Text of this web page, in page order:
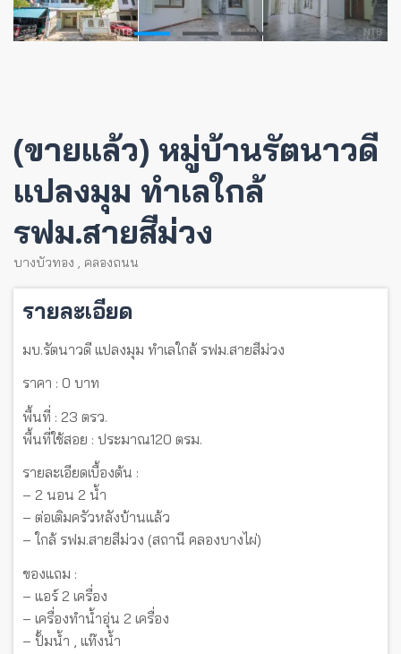
(ขายแล้ว) หมู่บ้านรัตนาวดี
แปลงมุม ทำเลใกล้
รฟม.สายสีม่วง
บางบัวทอง , คลองถนน
รายละเอียด
มบ.รัตนาวดี แปลงมุม ทำเลใกล้ รฟม.สายสีม่วง
ราคา : 0 บาท
พื้นที่ : 23 ตรว.
พื้นที่ใช้สอย : ประมาณ​120 ตรม.
รายละเอียดเบื้องต้น :
– 2 นอน 2 น้ำ
– ต่อเติมครัวหลังบ้านแล้ว
– ใกล้ รฟม.สายสีม่วง (สถานี คลองบางไผ่)
ของแถม :
– แอร์ 2 เครื่อง
– เครื่องทำน้ำอุ่น 2 เครื่อง
– ปั้มน้ำ , แท๊งน้ำ